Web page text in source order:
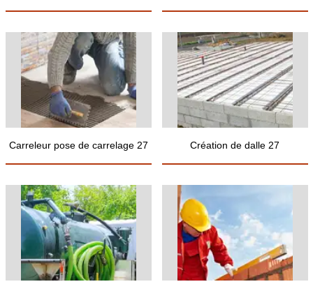
Carreleur pose de carrelage 27 Création de dalle 27